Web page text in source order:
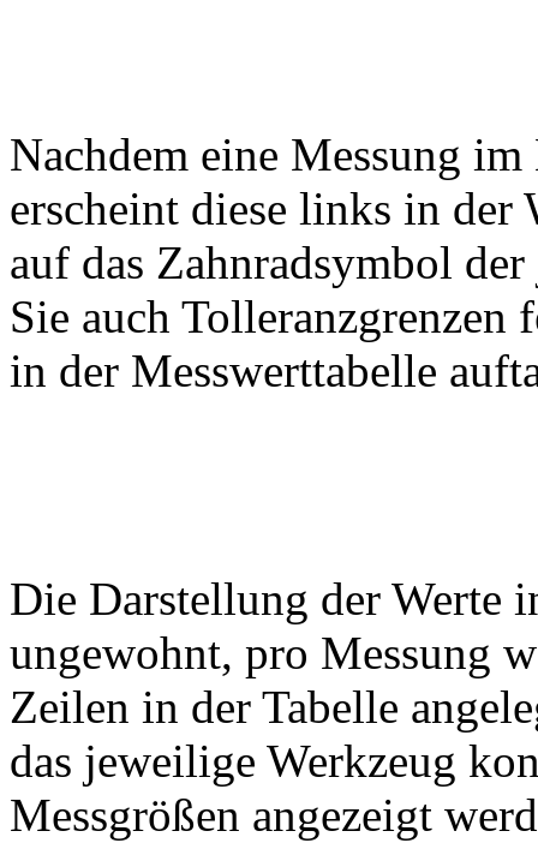
Nachdem eine Messung
erscheint diese links in
auf das Zahnradsymbol
Sie auch Tolleranzgrenzen
in der Messwerttabelle
Die Darstellung der Werte
ungewohnt, pro Messung
Zeilen in der Tabelle
das jeweilige Werkzeug
Messgrößen angezeigt